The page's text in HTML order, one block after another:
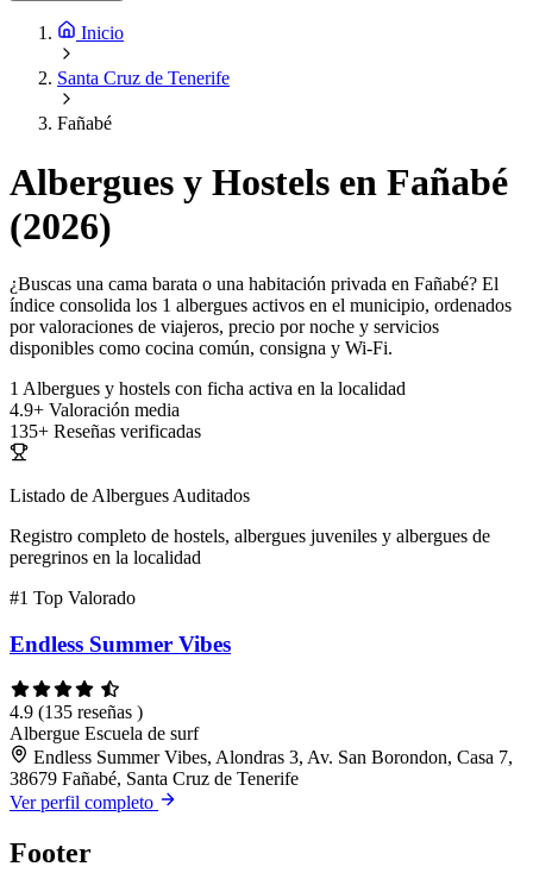
Inicio
Santa Cruz de Tenerife
Fañabé
Albergues y Hostels en Fañabé
(2026)
¿Buscas una cama barata o una habitación privada en Fañabé? El
índice consolida los 1 albergues activos en el municipio, ordenados
por valoraciones de viajeros, precio por noche y servicios
disponibles como cocina común, consigna y Wi-Fi.
1 Albergues y hostels con ficha activa en la localidad
4.9+ Valoración media
135+ Reseñas verificadas
Listado de Albergues Auditados
Registro completo de hostels, albergues juveniles y albergues de
peregrinos en la localidad
#1 Top Valorado
Endless Summer Vibes
4.9 (135 reseñas )
Albergue Escuela de surf
Endless Summer Vibes, Alondras 3, Av. San Borondon, Casa 7,
38679 Fañabé, Santa Cruz de Tenerife
Ver perfil completo
Footer